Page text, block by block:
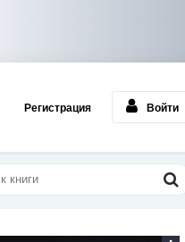
Регистрация Войти